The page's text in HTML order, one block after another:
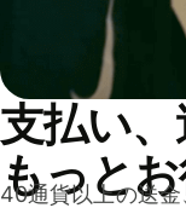
支払い
もっと
40通貨以上の送